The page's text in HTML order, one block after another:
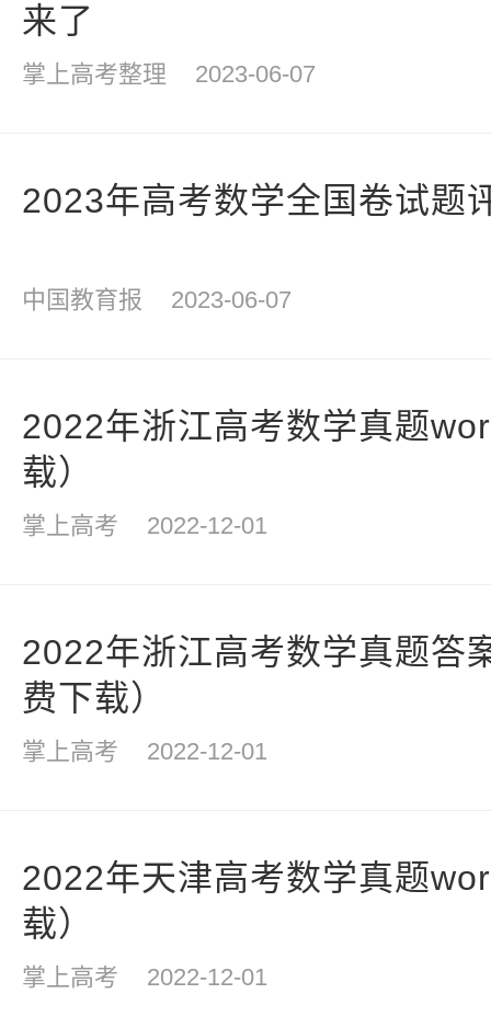
来了
掌上高考整理 2023-06-07
2023年高考数学全国卷试题
中国教育报 2023-06-07
2022年浙江高考数学真题
载）
掌上高考 2022-12-01
2022年浙江高考数学真题答
费下载）
掌上高考 2022-12-01
2022年天津高考数学真题
载）
掌上高考 2022-12-01